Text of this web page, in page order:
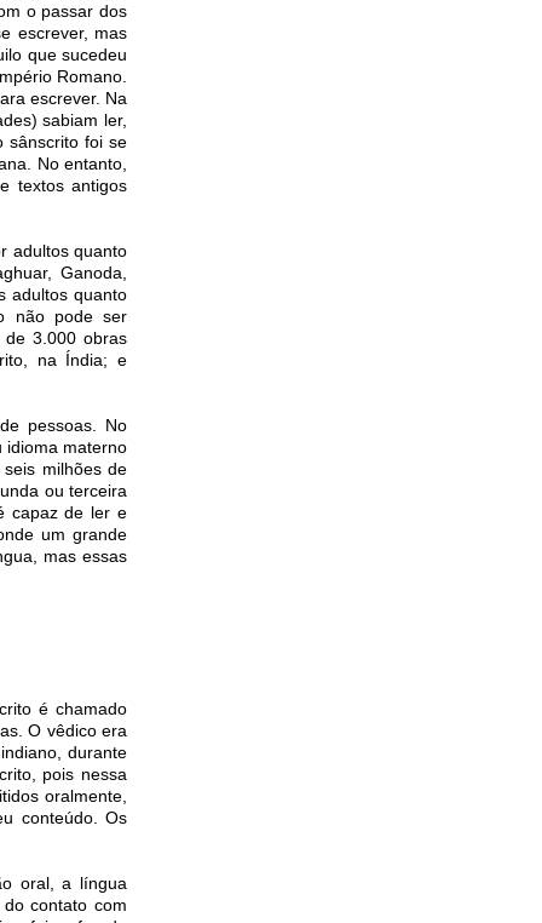
o passar dos
escrever, mas
que sucedeu
Romano.
escrever. Na
sabiam ler,
sânscrito foi se
No entanto,
textos antigos
adultos quanto
Ganoda,
adultos quanto
não pode ser
de 3.000 obras
na Índia; e
pessoas. No
idioma materno
milhões de
ou terceira
capaz de ler e
um grande
mas essas
é chamado
O vêdico era
durante
pois nessa
oralmente,
conteúdo. Os
oral, a língua
contato com